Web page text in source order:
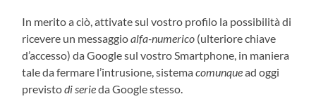
In merito a ciò, attivate sul vostro profilo la possibilità di
ricevere un messaggioalfa-numerico (ulteriore chiave
d’accesso) da Google sul vostro Smartphone, in maniera
tale da fermare l’intrusione, sistemacomunquead oggi
previstodi serieda Google stesso.